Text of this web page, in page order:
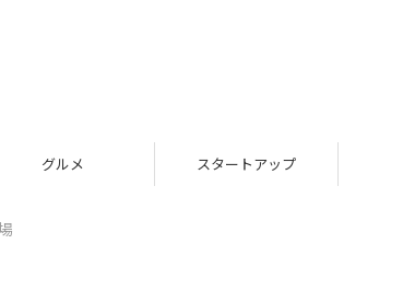
グルメ スタートアップ